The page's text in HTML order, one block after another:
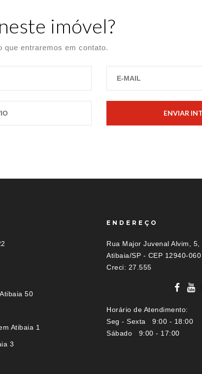
imóvel?
que entraremos em contato.
ENVIAR
50
Atibaia 1
3
ENDEREÇO
Rua Major Juvenal Alvim,
Atibaia/SP - CEP 12940-060
Creci: 27.555
Horário de Atendimento:
Seg - Sexta 9:00 - 18:00
Sábado 9:00 - 17:00